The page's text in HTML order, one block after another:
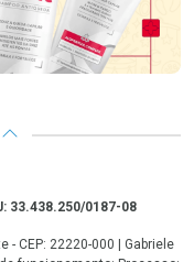
33.438.250/0187-08
- CEP: 22220-000 | Gabriele